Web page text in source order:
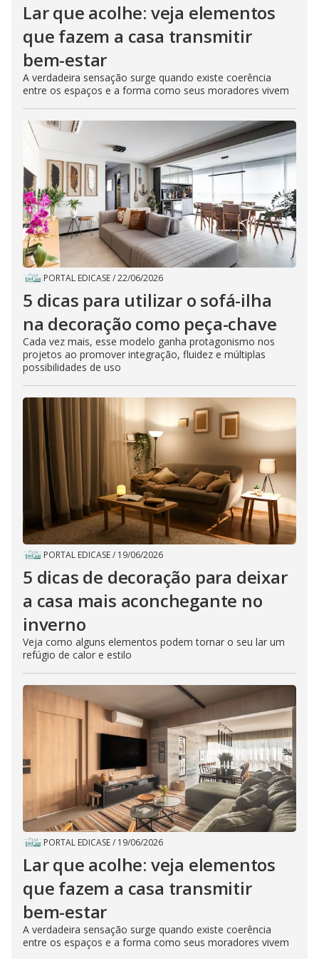
Lar que acolhe: veja elementos
que fazem a casa transmitir
bem-estar
A verdadeira sensação surge quando existe coerência
entre os espaços e a forma como seus moradores vivem
PORTAL EDICASE/22/06/2026
5 dicas para utilizar o sofá-ilha
na decoração como peça-chave
Cada vez mais, esse modelo ganha protagonismo nos
projetos ao promover integração, fluidez e múltiplas
possibilidades de uso
PORTAL EDICASE/ 19/06/2026
5 dicas de decoração para deixar
a casa mais aconchegante no
inverno
Veja como alguns elementos podem tornar o seu lar um
refúgio de calor e estilo
PORTAL EDICASE/ 19/06/2026
Lar que acolhe: veja elementos
que fazem a casa transmitir
bem-estar
A verdadeira sensação surge quando existe coerência
entre os espaços e a forma como seus moradores vivem